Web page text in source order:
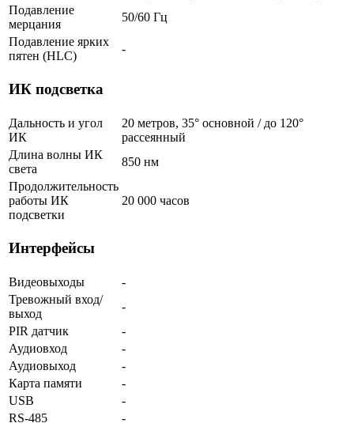
Подавление
мерцания
50/60 Гц
Подавление ярких
пятен (HLC)
-
ИК подсветка
Дальность и угол
ИК
20 метров, 35° основной / до 120°
рассеянный
Длина волны ИК
света
850 нм
Продолжительность
работы ИК
подсветки
20 000 часов
Интерфейсы
Видеовыходы
-
Тревожный вход/
выход
-
PIR датчик
-
Аудиовход
-
Аудиовыход
-
Карта памяти
-
USB
-
RS-485
-